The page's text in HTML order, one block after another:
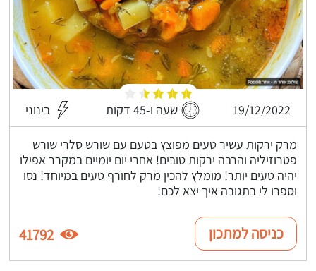
19/12/2022 שעה ו-45 דקות בינוני
מרק ירקות עשיר טעים מפוצץ בטעם עם שורש סלרי שורש
פטרוזיליה והרבה ירקות טובים! אחרי יום יומיים במקרר אפילו
יהיה טעים יותר! מומלץ להכין מרק לחורף טעים במיוחד! נסו
וספרו לי בתגובה איך יצא לכם!
כניסה למתכון 41792